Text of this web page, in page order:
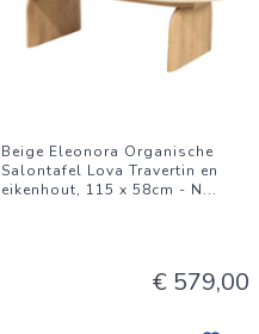
Beige Eleonora Organische
Salontafel Lova Travertin en
eikenhout, 115 x 58cm - N...
€ 579,00